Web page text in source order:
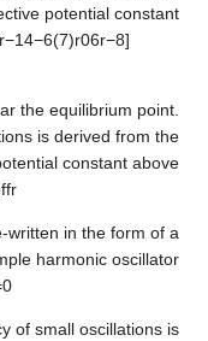
potential constant:
r−14−6(7)r06r−8]
the equilibrium point.
is derived from the
constant above:
r
written in the form of a
harmonic oscillator:
0
of small oscillations is: